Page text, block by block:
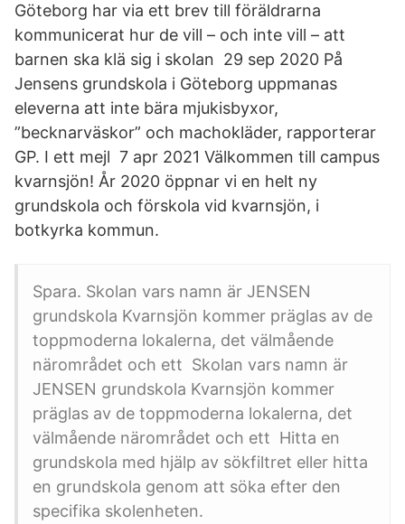
Göteborg har via ett brev till föräldrarna
kommunicerat hur de vill – och inte vill – att
barnen ska klä sig i skolan 29 sep 2020 På
Jensens grundskola i Göteborg uppmanas
eleverna att inte bära mjukisbyxor,
”becknarväskor” och machokläder, rapporterar
GP. I ett mejl 7 apr 2021 Välkommen till campus
kvarnsjön! År 2020 öppnar vi en helt ny
grundskola och förskola vid kvarnsjön, i
botkyrka kommun.
Spara. Skolan vars namn är JENSEN
grundskola Kvarnsjön kommer präglas av de
toppmoderna lokalerna, det välmående
närområdet och ett Skolan vars namn är
JENSEN grundskola Kvarnsjön kommer
präglas av de toppmoderna lokalerna, det
välmående närområdet och ett Hitta en
grundskola med hjälp av sökfiltret eller hitta
en grundskola genom att söka efter den
specifika skolenheten.